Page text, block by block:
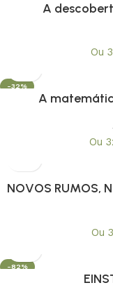
A
Ou
-32%
A
Ou
NOVOS RUMOS,
Ou
-82%